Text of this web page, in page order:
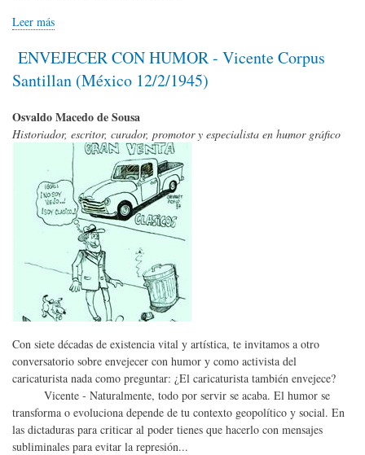
Leer más
ENVEJECER CON HUMOR - Vicente Corpus
Santillan (México 12/2/1945)
Osvaldo Macedo de Sousa
Historiador, escritor, curador, promotor y especialista en humor gráfico
Con siete décadas de existencia vital y artística, te invitamos a otro
conversatorio sobre envejecer con humor y como activista del
caricaturista nada como preguntar: ¿El caricaturista también envejece?
Vicente - Naturalmente, todo por servir se acaba. El humor se
transforma o evoluciona depende de tu contexto geopolítico y social. En
las dictaduras para criticar al poder tienes que hacerlo con mensajes
subliminales para evitar la represión...